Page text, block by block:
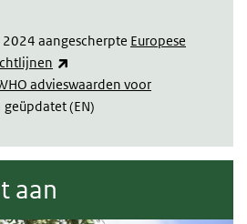
aangescherpte Europese
advieswaarden voor
(link is external)
geüpdatet (EN)
aan